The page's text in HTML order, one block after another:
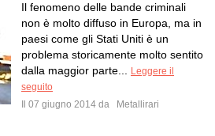
Il fenomeno delle bande criminali
non è molto diffuso in Europa, ma in
paesi come gli Stati Uniti è un
problema storicamente molto sentito
dalla maggior parte...
Leggere il
seguito
Il 07 giugno 2014 da
Metallirari